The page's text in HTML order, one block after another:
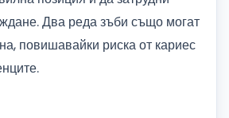
Два реда зъби също могат
повишавайки риска от кариес